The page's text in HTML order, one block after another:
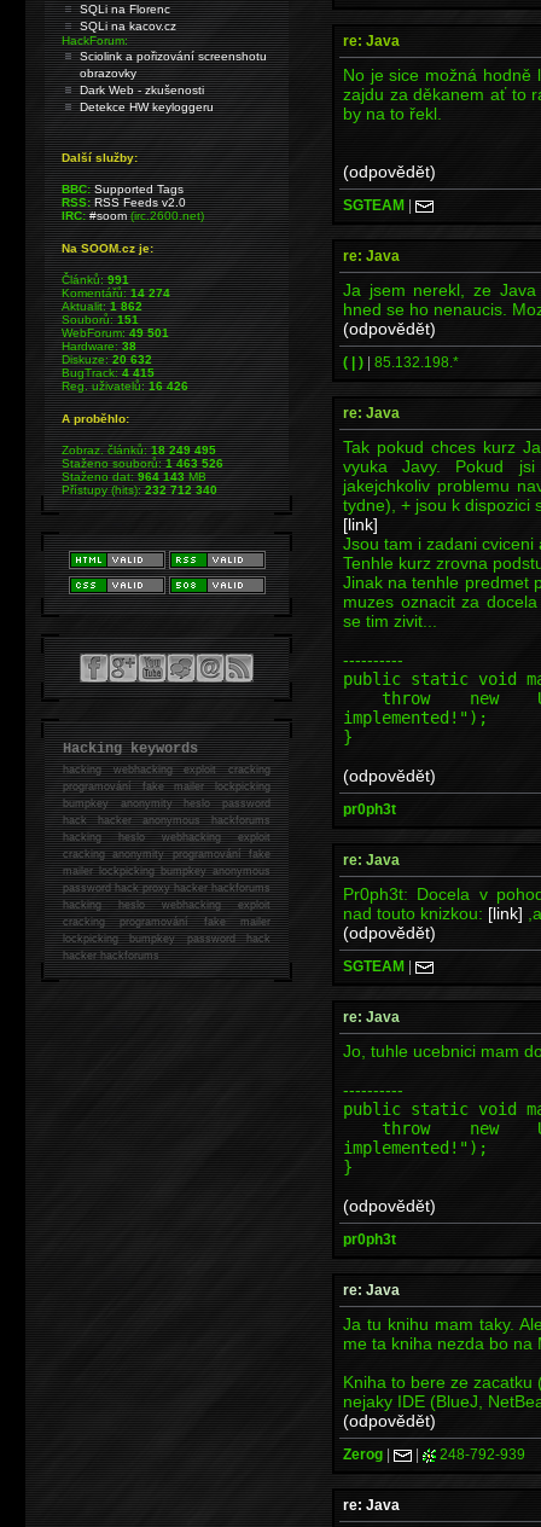
re: Java
No je sice možná hodně
zajdu za děkanem ať to
by na to řekl.
(odpovědět)
SGTEAM |
re: Java
Ja jsem nerekl, ze
hned se ho nenaucis.
(odpovědět)
( | ) | 85.132.198.*
re: Java
Tak pokud chces kurz
vyuka Javy. Pokud
jakejchkoliv problemu
tydne), + jsou k dispozici
[link]
Jsou tam i zadani
Tenhle kurz zrovna
Jinak na tenhle predmet
muzes oznacit za
se tim zivit...
----------
public static void
throw new
implemented!");
}
(odpovědět)
pr0ph3t
re: Java
Pr0ph3t: Docela v
nad touto knizkou: [link]
(odpovědět)
SGTEAM |
re: Java
Jo, tuhle ucebnici mam
----------
public static void
throw new
implemented!");
}
(odpovědět)
pr0ph3t
re: Java
Ja tu knihu mam taky.
me ta kniha nezda bo na
Kniha to bere ze
nejaky IDE (BlueJ,
(odpovědět)
Zerog | | 248-792-939
re: Java
SQLi na Florenc
SQLi na kacov.cz
HackForum:
Sciolink a pořizování screenshotu
obrazovky
Dark Web - zkušenosti
Detekce HW keyloggeru
Další služby:
BBC: Supported Tags
RSS: RSS Feeds v2.0
IRC: #soom(irc.2600.net)
Na SOOM.cz je:
Článků:991
Komentářů:14 274
Aktualit:1 862
Souborů:151
WebForum:49 501
Hardware:38
Diskuze:20 632
BugTrack:4 415
Reg. uživatelů:16 426
A proběhlo:
Zobraz. článků:18 249 495
Staženo souborů:1 463 526
Staženo dat:964 143MB
Přístupy (hits):232 712 340
Hacking keywords
hackingwebhacking exploit cracking
programování fake mailer lockpicking
bumpkey anonymity heslo password
hackhacker anonymous hackforums
hackingheslo webhacking exploit
cracking anonymity programování fake
mailer lockpicking bumpkey anonymous
password hack proxy hacker hackforums
hacking heslo webhacking exploit
cracking programování fake mailer
lockpicking bumpkey password hack
hackerhackforums